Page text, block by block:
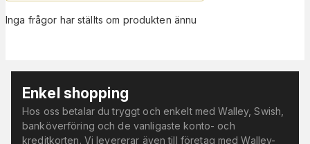
Inga frågor har ställts om produkten ännu
Enkel shopping
Hos oss betalar du tryggt och enkelt med Walley, Swish,
banköverföring och de vanligaste konto- och
kreditkorten. Vi levererar även till företag med Walley-